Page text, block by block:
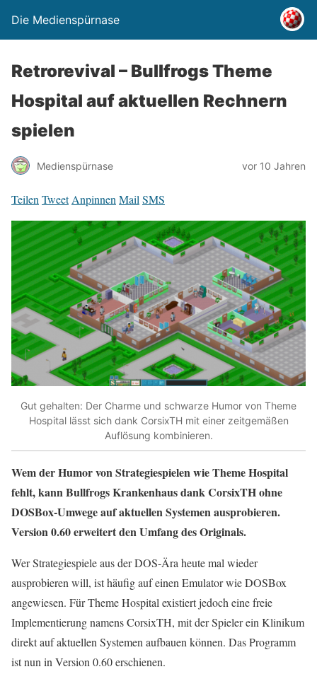
Die Medienspürnase
Retrorevival – Bullfrogs Theme
Hospital auf aktuellen Rechnern
spielen
Medienspürnase vor 10 Jahren
Teilen Tweet Anpinnen Mail SMS
Gut gehalten: Der Charme und schwarze Humor von Theme
Hospital lässt sich dank CorsixTH mit einer zeitgemäßen
Auflösung kombinieren.
Wem der Humor von Strategiespielen wie Theme Hospital
fehlt, kann Bullfrogs Krankenhaus dank CorsixTH ohne
DOSBox-Umwege auf aktuellen Systemen ausprobieren.
Version 0.60 erweitert den Umfang des Originals.
Wer Strategiespiele aus der DOS-Ära heute mal wieder
ausprobieren will, ist häufig auf einen Emulator wie DOSBox
angewiesen. Für Theme Hospital existiert jedoch eine freie
Implementierung namens CorsixTH, mit der Spieler ein Klinikum
direkt auf aktuellen Systemen aufbauen können. Das Programm
ist nun in Version 0.60 erschienen.